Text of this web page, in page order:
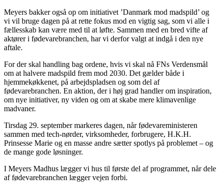
Meyers bakker også op om initiativet ’Danmark mod madspild’ og
vi vil bruge dagen på at rette fokus mod en vigtig sag, som vi alle i
fællesskab kan være med til at løfte. Sammen med en bred vifte af
aktører i fødevarebranchen, har vi derfor valgt at indgå i den nye
aftale.
For der skal handling bag ordene, hvis vi skal nå FNs Verdensmål
om at halvere madspild frem mod 2030. Det gælder både i
hjemmekøkkenet, på arbejdspladsen og som del af
fødevarebranchen. En aktion, der i høj grad handler om inspiration,
om nye initiativer, ny viden og om at skabe mere klimavenlige
madvaner.
Tirsdag 29. september markeres dagen, når fødevareministeren
sammen med tech-nørder, virksomheder, forbrugere, H.K.H.
Prinsesse Marie og en masse andre sætter spotlys på problemet – og
de mange gode løsninger.
I Meyers Madhus lægger vi hus til første del af programmet, når dele
af fødevarebranchen lægger vejen forbi.